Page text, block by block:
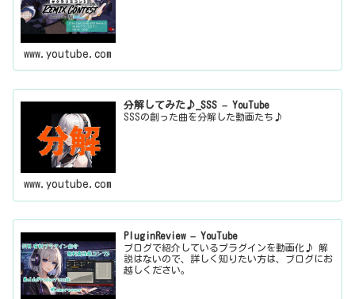
www.youtube.com
分解してみた♪_SSS – YouTube
SSSの創った曲を分解した動画たち♪
www.youtube.com
PluginReview – YouTube
ブログで紹介しているプラグインを動画化♪ 解
説はないので、詳しく知りたい方は、ブログにお
越しください。